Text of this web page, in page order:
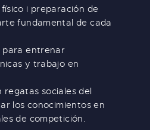
i preparación de
fundamental de cada
para entrenar
y trabajo en
regatas sociales del
los conocimientos en
de competición.